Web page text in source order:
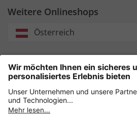
Weitere Onlineshops
Österreich
Unsere Zahlungsarten
Sicher einkaufen mit